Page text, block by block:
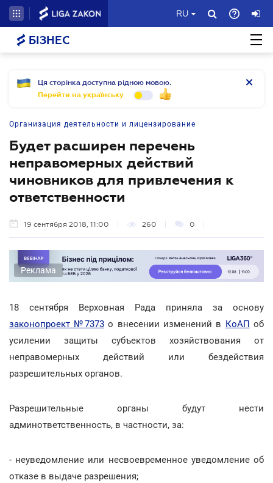
RU
БІЗНЕС
Ця сторінка доступна рідною мовою.
Перейти на українську
Организация деятельности и лицензирование
Будет расширен перечень
неправомерных действий
чиновников для привлечения к
ответственности
19 сентября 2018, 11:00 260 0
Реклама
18 сентября Верховная Рада приняла за основу
законопроект №7373о внесении изменений в КоАП об
усилении защиты субъектов хозяйствования от
неправомерных действий или бездействия
разрешительных органов.
Разрешительные органы будут нести
админответственность, в частности, за:
- неуведомление или несвоевременное уведомление об
отказе в выдаче разрешения;